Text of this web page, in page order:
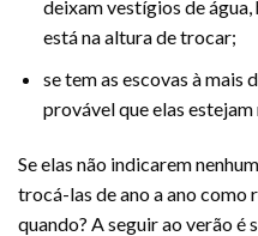
deixam vestígios de
está na altura de trocar;
se tem as escovas à mais
provável que elas
Se elas não indicarem
trocá-las de ano a ano
quando? A seguir ao verão é